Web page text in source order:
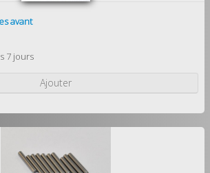
avant
7 jours
Ajouter